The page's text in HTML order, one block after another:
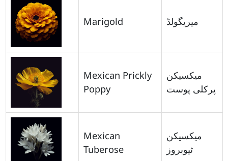
Marigold میریگولڈ
Mexican Prickly
Poppy
میکسیکن
پرکلی پوست
Mexican
Tuberose
میکسیکن
ٹیوبروز